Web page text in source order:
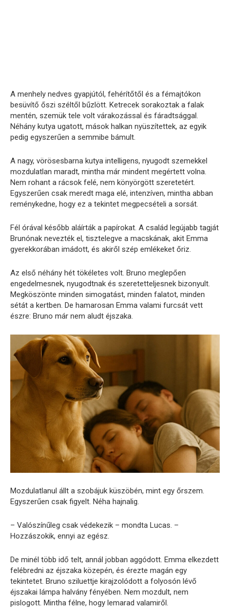
A menhely nedves gyapjútól, fehérítőtől és a fémajtókon
besüvítő őszi széltől bűzlött. Ketrecek sorakoztak a falak
mentén, szemük tele volt várakozással és fáradtsággal.
Néhány kutya ugatott, mások halkan nyüszítettek, az egyik
pedig egyszerűen a semmibe bámult.
A nagy, vörösesbarna kutya intelligens, nyugodt szemekkel
mozdulatlan maradt, mintha már mindent megértett volna.
Nem rohant a rácsok felé, nem könyörgött szeretetért.
Egyszerűen csak meredt maga elé, intenzíven, mintha abban
reménykedne, hogy ez a tekintet megpecsételi a sorsát.
Fél órával később aláírták a papírokat. A család legújabb tagját
Brunónak nevezték el, tisztelegve a macskának, akit Emma
gyerekkorában imádott, és akiről szép emlékeket őriz.
Az első néhány hét tökéletes volt. Bruno meglepően
engedelmesnek, nyugodtnak és szeretetteljesnek bizonyult.
Megköszönte minden simogatást, minden falatot, minden
sétát a kertben. De hamarosan Emma valami furcsát vett
észre: Bruno már nem aludt éjszaka.
Mozdulatlanul állt a szobájuk küszöbén, mint egy őrszem.
Egyszerűen csak figyelt. Néha hajnalig.
– Valószínűleg csak védekezik – mondta Lucas. –
Hozzászokik, ennyi az egész.
De minél több idő telt, annál jobban aggódott. Emma elkezdett
felébredni az éjszaka közepén, és érezte magán egy
tekintetet. Bruno sziluettje kirajzolódott a folyosón lévő
éjszakai lámpa halvány fényében. Nem mozdult, nem
pislogott. Mintha félne, hogy lemarad valamiről.